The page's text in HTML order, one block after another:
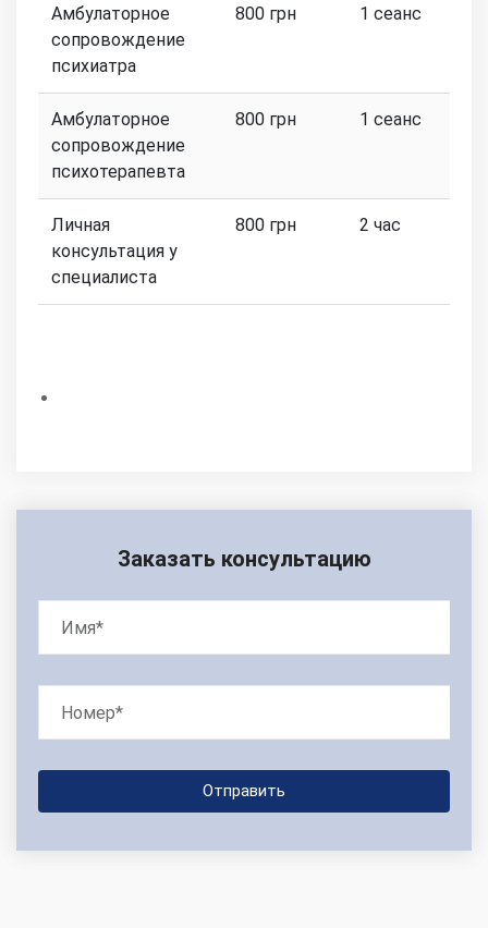
Заказать консультацию
Амбулаторное
сопровождение
психиатра
800 грн 1 сеанс
Амбулаторное
сопровождение
психотерапевта
800 грн 1 сеанс
Личная
консультация у
специалиста
800 грн 2 час